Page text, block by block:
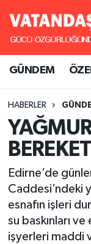
GÜNDEM
HABERLER
Edirne’de
Caddesi’ndeki
esnafın işleri
su baskınları
işyerleri maddi
GÜNDEM
SPOR
SİYASET
SAĞLIK
Hava
Süper Lig
Tüm
Son Dakika
Haber Arşivi